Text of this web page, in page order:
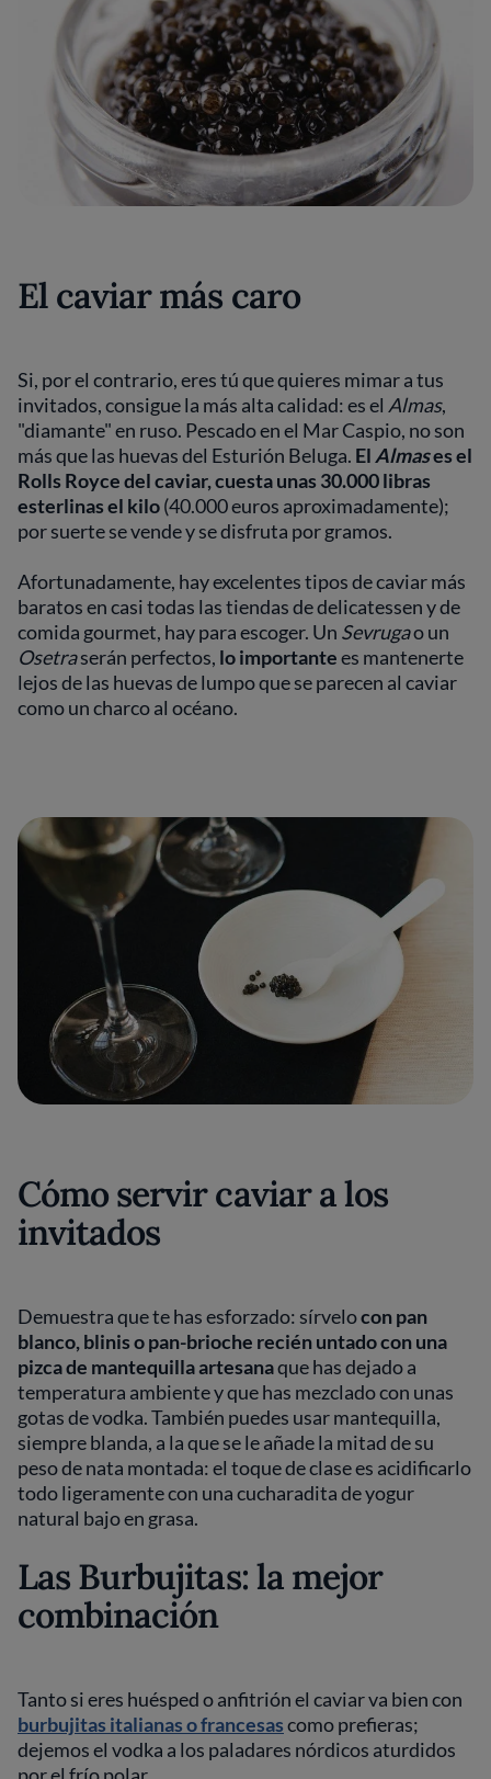
El caviar más caro
Si, por el contrario, eres tú que quieres mimar a tus
invitados, consigue la más alta calidad: es el Almas,
"diamante" en ruso. Pescado en el Mar Caspio, no son
más que las huevas del Esturión Beluga. El Almases el
Rolls Royce del caviar, cuesta unas 30.000 libras
esterlinas el kilo(40.000 euros aproximadamente);
por suerte se vende y se disfruta por gramos.
Afortunadamente, hay excelentes tipos de caviar más
baratos en casi todas las tiendas de delicatessen y de
comida gourmet, hay para escoger. Un Sevrugao un
Osetraserán perfectos, lo importantees mantenerte
lejos de las huevas de lumpo que se parecen al caviar
como un charco al océano.
Cómo servir caviar a los
invitados
Demuestra que te has esforzado: sírvelocon pan
blanco, blinis o pan-brioche recién untado con una
pizca de mantequillaartesanaque has dejado a
temperatura ambiente y que has mezclado con unas
gotas de vodka. También puedes usar mantequilla,
siempre blanda, a la que se le añade la mitad de su
peso de nata montada: el toque de clase es acidificarlo
todo ligeramente con una cucharadita de yogur
natural bajo en grasa.
Las Burbujitas: la mejor
combinación
Tanto si eres huésped o anfitrión el caviar va bien con
burbujitas italianas o francesascomo prefieras;
dejemos el vodka a los paladares nórdicos aturdidos